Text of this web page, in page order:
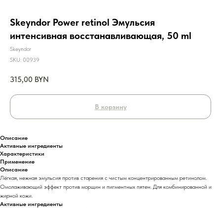
Skeyndor Power retinol Эмульсия
интенсивная восстанавливающая, 50 ml
Skeyndor
SKU: 00939
315,00 BYN
В корзину
Описание
Активные ингредиенты
Характеристики
Применение
Описание
Лёгкая, нежная эмульсия против старения с чистым концентрированным ретинолом.
Омолаживающий эффект против морщин и пигментных пятен. Для комбинированной и
жирной кожи.
Активные ингредиенты